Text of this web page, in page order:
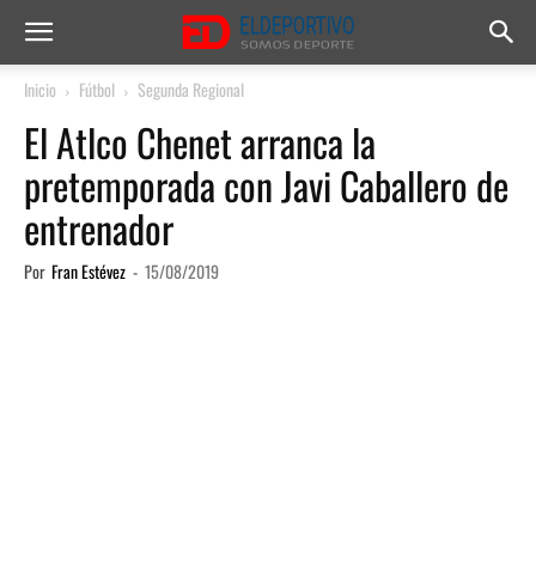
Inicio Fútbol Segunda Regional
El Atlco Chenet arranca la
pretemporada con Javi Caballero de
entrenador
Por Fran Estévez - 15/08/2019